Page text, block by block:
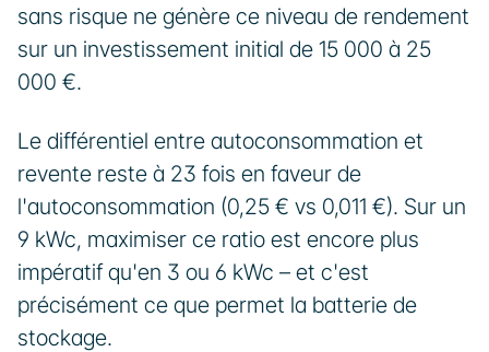
sans risque ne génère ce niveau de rendement
sur un investissement initial de 15 000 à 25
000 €.
Le différentiel entre autoconsommation et
revente reste à 23 fois en faveur de
l'autoconsommation (0,25 € vs 0,011 €). Sur un
9 kWc, maximiser ce ratio est encore plus
impératif qu'en 3 ou 6 kWc – et c'est
précisément ce que permet la batterie de
stockage.